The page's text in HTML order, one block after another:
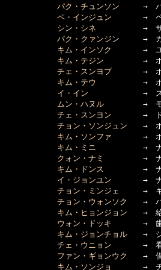
パク・チュンソン →　パ
ペ・インジュン →　ペ
シン・シネ →　サンジュ
パク・クァンジン →　カ
キム・インソク
→　ユ・
キム・テジン →　ホン
チェ・スンヨプ →　ホン
キム・テウ
→　ホンサ
イ・イン →　スンチ
ムン・ハヌル →　モン
チェ・スンヨン →　ドゥ
チョン・ソンジュン →　ボ
キム・ソンファ →　ボム
キム・ミニ →　ナニ
クォン・ナミ
→　ナニ
キム・ドンス →　ナニの
イ・ジョンユン →　ナム
チョン・ミンジェ →　キ
チョン・ウォンソク
→　パ
キム・ヒョンジョン →　
ウォン・ドッキ →　歯
キム・ジョンチョル →　ジ
チェ・ウニョン →　看
ファン・ギョンウク
→　借
キム・ソンジョ
→　チェ